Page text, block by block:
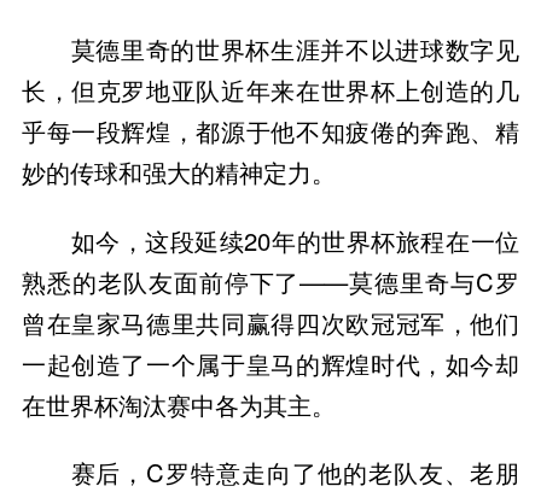
莫德里奇的世界杯生涯并不以进球数字见
长，但克罗地亚队近年来在世界杯上创造的几
乎每一段辉煌，都源于他不知疲倦的奔跑、精
妙的传球和强大的精神定力。
如今，这段延续20年的世界杯旅程在一位
熟悉的老队友面前停下了——莫德里奇与C罗
曾在皇家马德里共同赢得四次欧冠冠军，他们
一起创造了一个属于皇马的辉煌时代，如今却
在世界杯淘汰赛中各为其主。
赛后，C罗特意走向了他的老队友、老朋